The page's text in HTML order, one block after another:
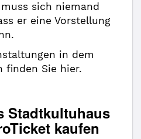
sich niemand
er eine Vorstellung
in dem
finden Sie hier.
Stadtkultuhaus
kaufen